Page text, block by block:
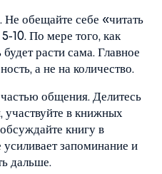
Не обещайте себе «читать
По мере того, как
расти сама. Главное
а не на количество.
общения. Делитесь
участвуйте в книжных
книгу в
запоминание и
дальше.